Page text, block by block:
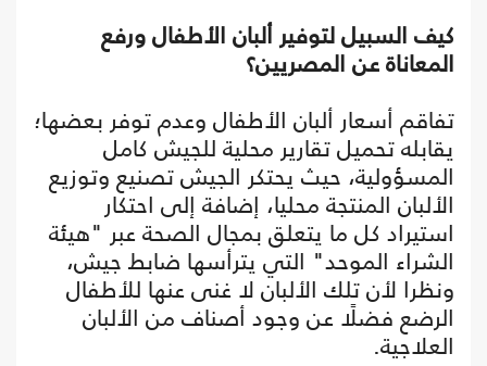
كيف السبيل لتوفير ألبان الأطفال ورفع
المعاناة عن المصريين؟
تفاقم أسعار ألبان الأطفال وعدم توفر بعضها؛
يقابله تحميل تقارير محلية للجيش كامل
المسؤولية، حيث يحتكر الجيش تصنيع وتوزيع
الألبان المنتجة محليا، إضافة إلى احتكار
استيراد كل ما يتعلق بمجال الصحة عبر "هيئة
الشراء الموحد" التي يترأسها ضابط جيش،
ونظرا لأن تلك الألبان لا غنى عنها للأطفال
الرضع فضلًا عن وجود أصناف من الألبان
العلاجية.